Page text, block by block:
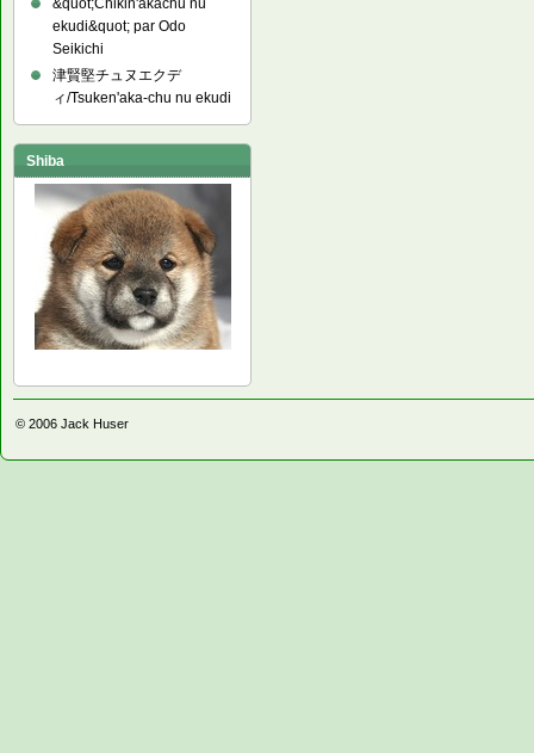
&quot;Chikin'akachu nu
ekudi&quot; par Odo
Seikichi
津賢堅チュヌエクデ
ィ/Tsuken'aka-chu nu ekudi
Shiba
© 2006 Jack Huser